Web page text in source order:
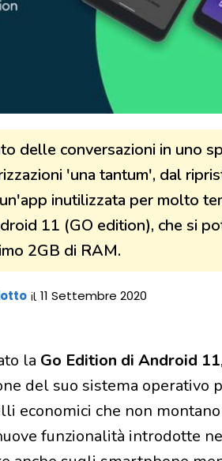
delle conversazioni in uno
'una tantum', dal
inutilizzata per molto
11 (GO edition), che si
2GB di RAM.
il 11 Settembre 2020
la Go Edition di Android 11
del suo sistema operativo
economici che non
funzionalità introdotte